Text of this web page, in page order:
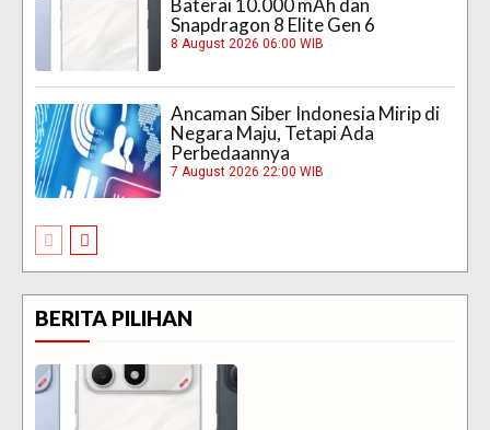
Baterai 10.000 mAh dan
Snapdragon 8 Elite Gen 6
8 August 2026 06:00 WIB
Ancaman Siber Indonesia Mirip di
Negara Maju, Tetapi Ada
Perbedaannya
7 August 2026 22:00 WIB
BERITA PILIHAN